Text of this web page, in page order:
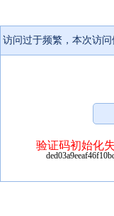
访问过于频繁，本次访问
验证码初始化失